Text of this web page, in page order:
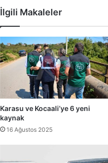
İlgili Makaleler
Karasu ve Kocaali’ye 6 yeni
kaynak
16 Ağustos 2025